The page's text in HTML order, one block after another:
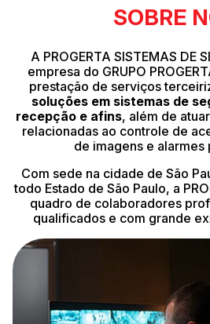
SOBRE
A PROGERTA SISTEMAS DE
empresa do GRUPO
prestação de serviços
soluções em sistemas de
recepção e afins, além de
relacionadas ao controle de
de imagens e alarmes
Com sede na cidade de São
todo Estado de São Paulo, a
quadro de colaboradores
qualificados e com grande